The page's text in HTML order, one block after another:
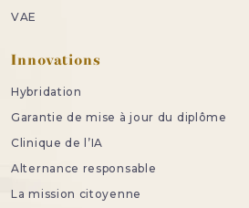
VAE
Innovations
Hybridation
Garantie de mise à jour du diplôme
Clinique de l’IA
Alternance responsable
La mission citoyenne